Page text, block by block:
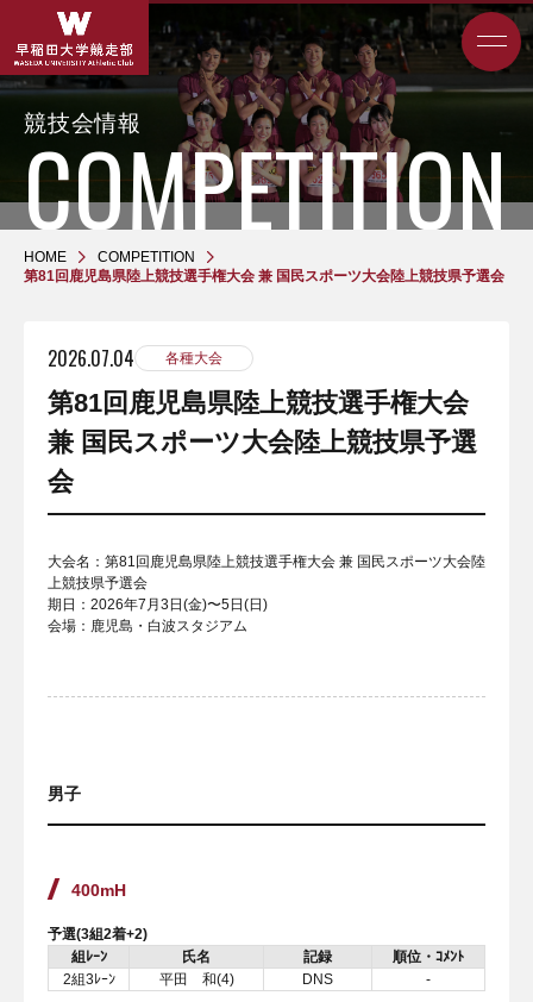
競技会情報
HOME
COMPETITION
第81回鹿児島県陸上競技選手権大会 兼 国民スポーツ大会陸上競技県予選会
2026.07.04 各種大会
第81回鹿児島県陸上競技選手権大会
兼 国民スポーツ大会陸上競技県予選
会
大会名：第81回鹿児島県陸上競技選手権大会 兼 国民スポーツ大会陸
上競技県予選会
期日：2026年7月3日(金)〜5日(日)
会場：鹿児島・白波スタジアム
男子
400mH
予選(3組2着+2)
組ﾚｰﾝ
氏名 記録
順位・ｺﾒﾝﾄ
2組3ﾚｰﾝ
平田 和(4) DNS -